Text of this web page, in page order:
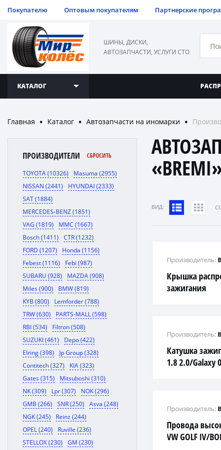
Покупателю Оптовым покупателям Партнерские
ШИНЫ, ДИСКИ,
АВТОЗАПЧАСТИ, УСЛУГИ СТО
КАТАЛОГ
Главная ● Каталог ● Автозапчасти на иномарки ●
ПРОИЗВОДИТЕЛИ СБРОСИТЬ
TOYOTA (10326)
Masuma (2955)
NISSAN (2441)
HYUNDAI (2333)
SAT (1884)
MERCEDES-BENZ (1851)
VAG (1819)
MMC (1667)
Bosch (1411)
CTR (1232)
FORD (1207)
Honda (1156)
Febest (1116)
Febi (987)
SUBARU (928)
MAZDA (908)
Miles (900)
BMW (819)
KYB (800)
Lemforder (788)
TRW (630)
PARTS-MALL (598)
RBI (534)
Filtron (508)
SUZUKI (461)
Depo (422)
Elring (398)
Jp Group (328)
Contitech (327)
KIA (323)
Gates (315)
Mitsuboshi (310)
NK (309)
Lpr (307)
NOK (296)
GMB (266)
SNR (250)
Asva (248)
NGK (245)
Reinz (244)
OPEL (240)
Ruville (236)
STELLOX (230)
GM (230)
ВИД:
Крышка
зажигания
Производитель:
Катушка
1.8 2.0/Galaxy
Производитель:
Провода
VW GOLF IV/
Производитель: